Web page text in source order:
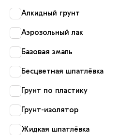
Алкидный грунт
Аэрозольный лак
Базовая эмаль
Бесцветная шпатлёвка
Грунт по пластику
Грунт-изолятор
Жидкая шпатлёвка